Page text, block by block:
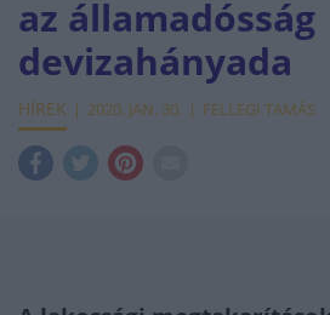
az államadósság
devizahányada
HÍREK 2020. JAN. 30. FELLEGI TAMÁS